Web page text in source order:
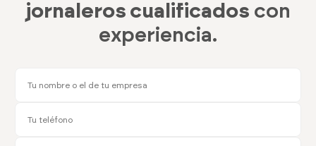
jornaleros cualificados con
experiencia.